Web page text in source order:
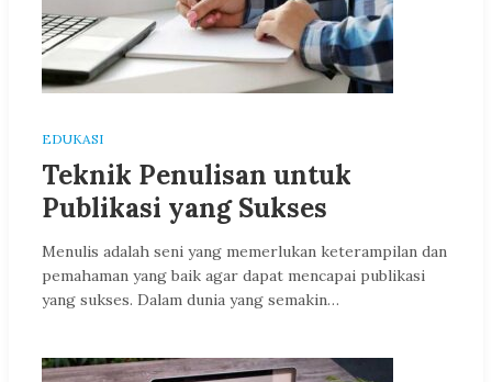
EDUKASI
Teknik Penulisan untuk
Publikasi yang Sukses
Menulis adalah seni yang memerlukan keterampilan dan
pemahaman yang baik agar dapat mencapai publikasi
yang sukses. Dalam dunia yang semakin…